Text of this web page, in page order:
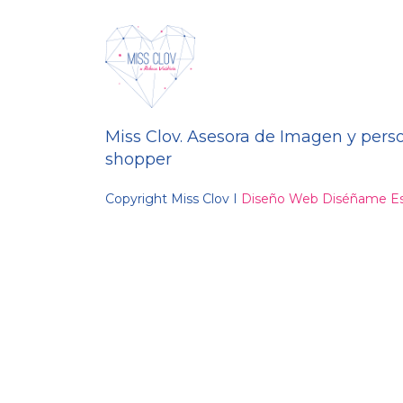
Miss Clov. Asesora de Imagen y
shopper
Copyright Miss Clov I Diseño Web Diséñame